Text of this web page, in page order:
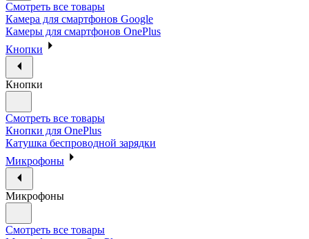
Смотреть все товары
Камера для смартфонов Google
Камеры для смартфонов OnePlus
Кнопки
Кнопки
Смотреть все товары
Кнопки для OnePlus
Катушка беспроводной зарядки
Микрофоны
Микрофоны
Смотреть все товары